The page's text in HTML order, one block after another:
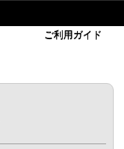
ご利用ガイド